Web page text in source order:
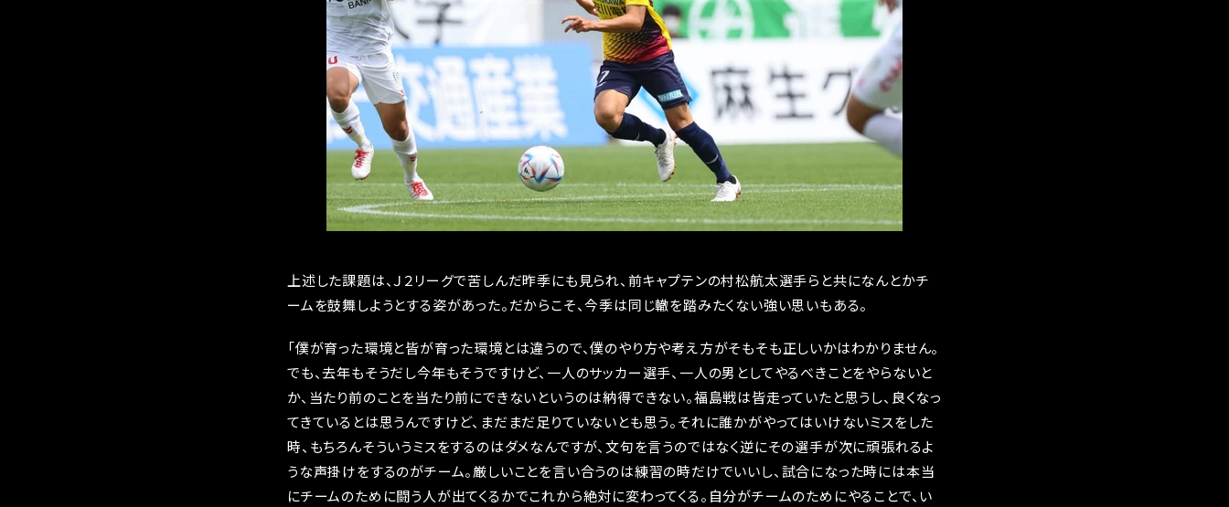
上述した課題は、Ｊ２リーグで苦しんだ昨季にも見られ、前キャプテンの村松航太選手らと共になんとかチ
ームを鼓舞しようとする姿があった。だからこそ、今季は同じ轍を踏みたくない強い思いもある。
「僕が育った環境と皆が育った環境とは違うので、僕のやり方や考え方がそもそも正しいかはわかりません。
でも、去年もそうだし今年もそうですけど、一人のサッカー選手、一人の男としてやるべきことをやらないと
か、当たり前のことを当たり前にできないというのは納得できない。福島戦は皆走っていたと思うし、良くなっ
てきているとは思うんですけど、まだまだ足りていないとも思う。それに誰かがやってはいけないミスをした
時、もちろんそういうミスをするのはダメなんですが、文句を言うのではなく逆にその選手が次に頑張れるよ
うな声掛けをするのがチーム。厳しいことを言い合うのは練習の時だけでいいし、試合になった時には本当
にチームのために闘う人が出てくるかでこれから絶対に変わってくる。自分がチームのためにやることで、い